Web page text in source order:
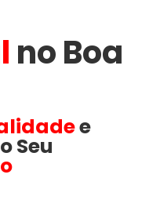
no Boa
e
Seu